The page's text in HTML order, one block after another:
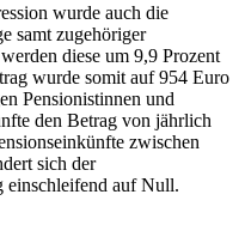
wurde auch die
samt zugehöriger
diese um 9,9 Prozent
wurde somit auf 954 Euro
Pensionistinnen und
den Betrag von jährlich
zwischen
sich der
einschleifend auf Null.